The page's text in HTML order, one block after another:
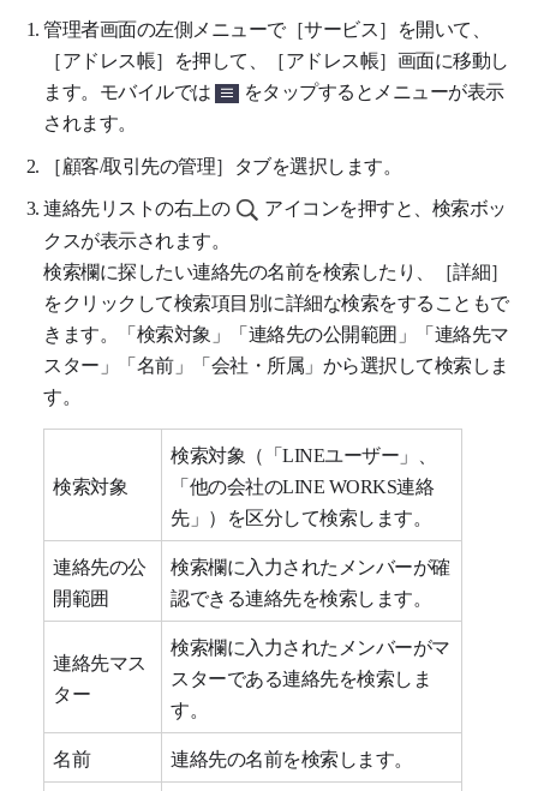
管理者画面の左側メニューで［サービス］を開いて、
［アドレス帳］を押して、［アドレス帳］画面に移動し
ます。モバイルでは
をタップするとメニューが表示
されます。
［顧客/取引先の管理］タブを選択します。
連絡先リストの右上の
アイコンを押すと、検索ボッ
クスが表示されます。
検索欄に探したい連絡先の名前を検索したり、［詳細］
をクリックして検索項目別に詳細な検索をすることもで
きます。「検索対象」「連絡先の公開範囲」「連絡先マ
スター」「名前」「会社・所属」から選択して検索しま
す。
検索対象
検索対象（「LINEユーザー」、
「他の会社のLINE WORKS連絡
先」）を区分して検索します。
連絡先の公
開範囲
検索欄に入力されたメンバーが確
認できる連絡先を検索します。
連絡先マス
ター
検索欄に入力されたメンバーがマ
スターである連絡先を検索しま
す。
名前
連絡先の名前を検索します。